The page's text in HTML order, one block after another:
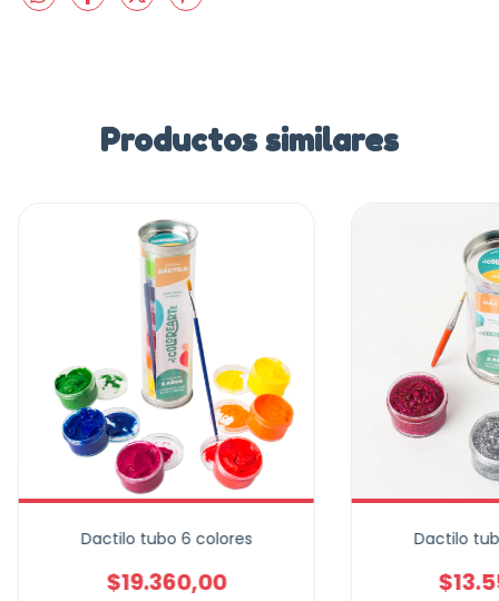
Productos similares
Dactilo tubo 6 colores
$19.360,00
Dactilo